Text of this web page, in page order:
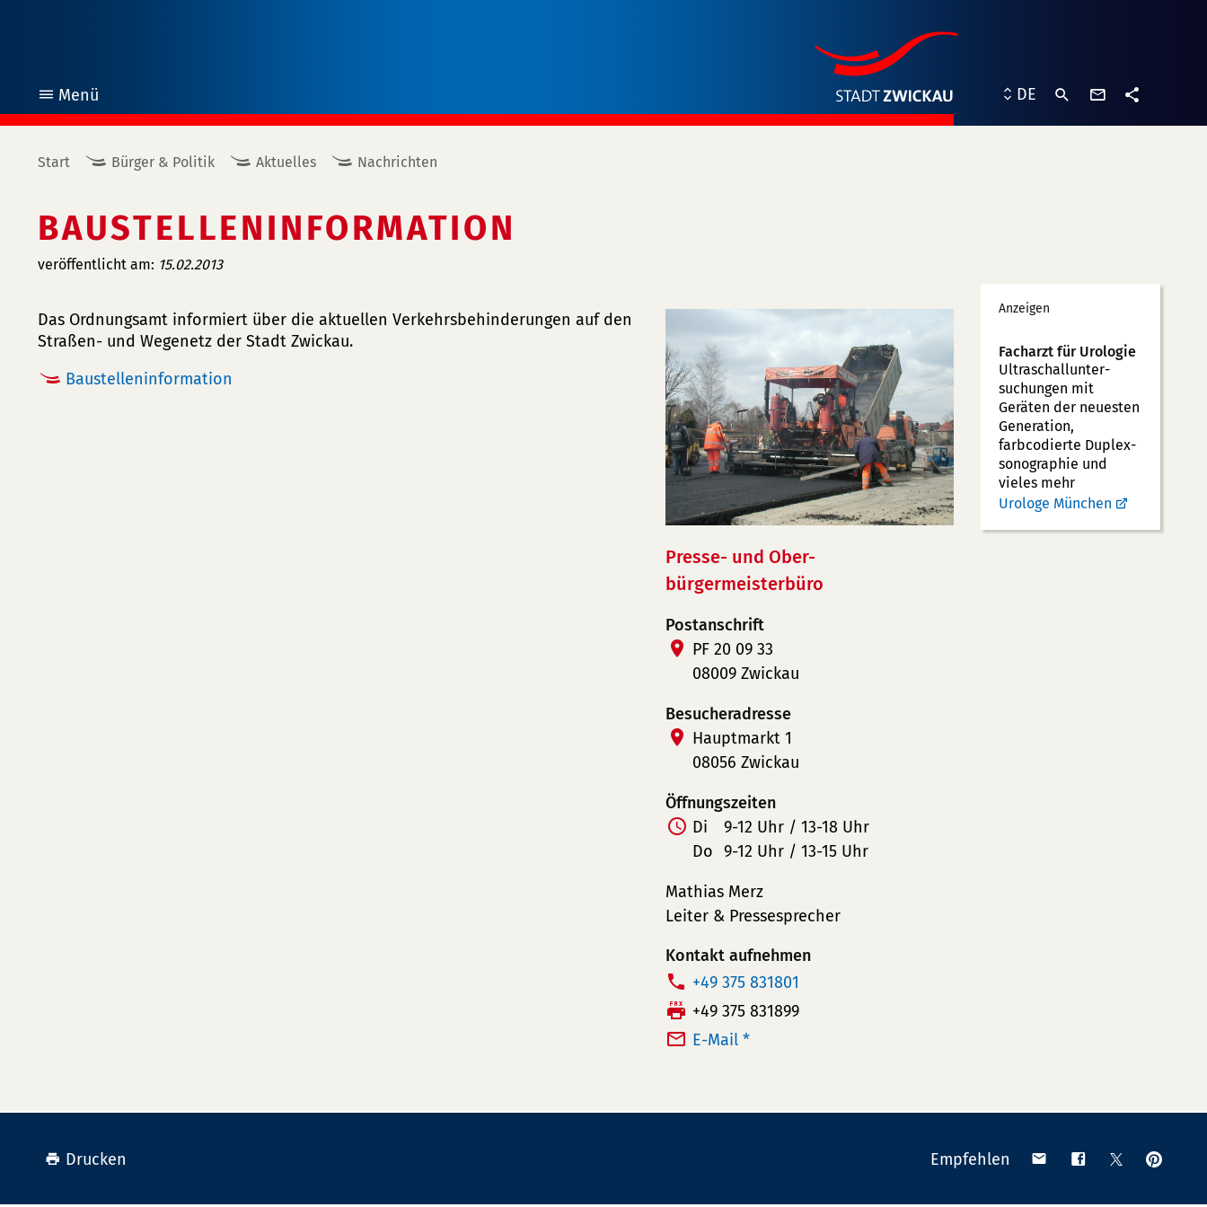
Menü
öffnen
DE
Start Bürger & Politik Aktuelles Nachrichten
BAUSTELLENINFORMATION
veröffentlicht am: 15.02.2013
Das Ordnungsamt informiert über die aktuellen Verkehrsbehinderungen auf den
Straßen- und Wegenetz der Stadt Zwickau.
Baustelleninformation
Presse- und Ober-
bürgermeisterbüro
Postanschrift
PF 20 09 33
08009 Zwickau
Besucheradresse
Hauptmarkt 1
08056 Zwickau
Öffnungszeiten
Di
9-12 Uhr / 13-18 Uhr
Do 9-12 Uhr / 13-15 Uhr
Mathias Merz
Leiter & Pressesprecher
Kontakt aufnehmen
T
e
l
m
+49 375 831801
F
a
+49 375 831899
E-Mail *
Werbung
Anzeigen
Facharzt für Urologie
Ultraschallunter­
suchungen mit
Geräten der neuesten
Generation,
farbcodierte Duplex­
sonographie und
vieles mehr
Urologe München
Drucken Empfehlen
Teilen Teilen Teilen